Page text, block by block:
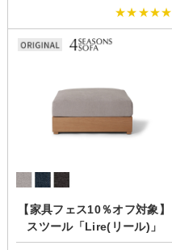
★★★★★
【家具フェス10％オフ対象】
スツール「Lire(リール)」